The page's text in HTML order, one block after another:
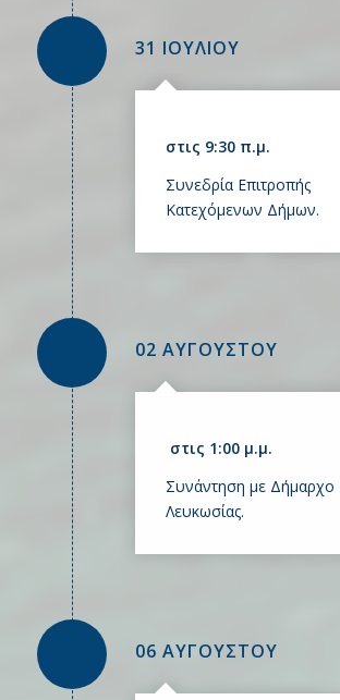
31 ΙΟΥΛΙΟΥ
στις 9:30 π.μ.
Συνεδρία Επιτροπής
Κατεχόμενων Δήμων.
02 ΑΥΓΟΥΣΤΟΥ
στις 1:00 μ.μ.
Συνάντηση με Δήμαρχο
Λευκωσίας.
06 ΑΥΓΟΥΣΤΟΥ